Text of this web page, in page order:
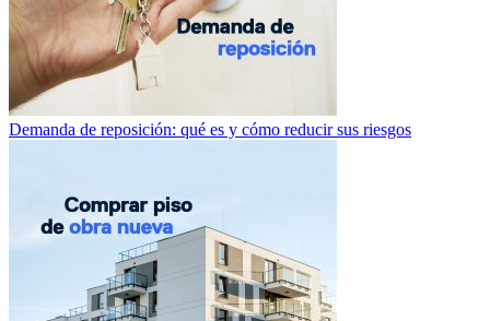
Demanda de reposición: qué es y cómo reducir sus riesgos